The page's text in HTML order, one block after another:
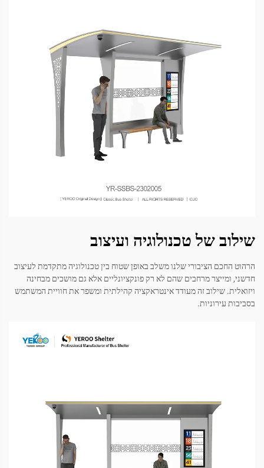
שילוב של טכנולוגיה ועיצוב
הרהוט החכם הציבורי שלנו משלב באופן שטוח בין טכנולוגיה מתקדמת לעיצוב
חדשני, ומייצר מרחבים שהם לא רק פונקציונליים אלא גם מושכים מבחינה
ויזואלית. שילוב זה מעודד אינטראקציה קהילתית ומשפר את חוויית המשתמש
בסביבות עירוניות.